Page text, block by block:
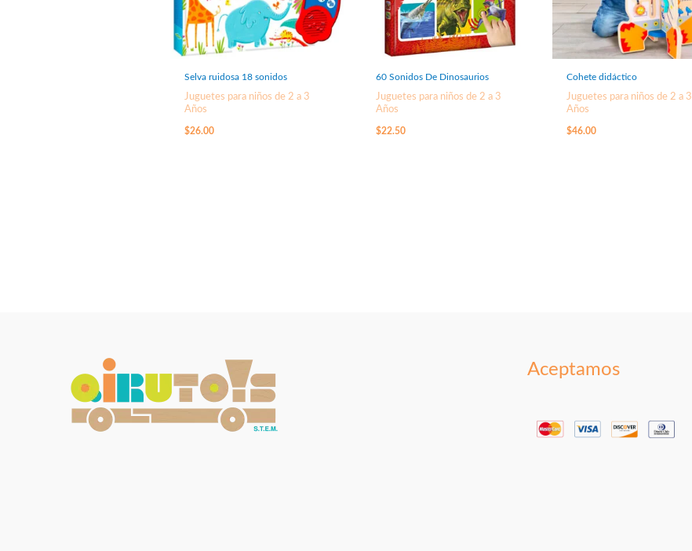
Selva ruidosa 18 sonidos
Juguetes para niños de 2 a 3
Años
$26.00
60 Sonidos De Dinosaurios
Juguetes para niños de 2 a 3
Años
$22.50
Cohete didáctico
Juguetes para niños de 2 a 3
Años
$46.00
Aceptamos